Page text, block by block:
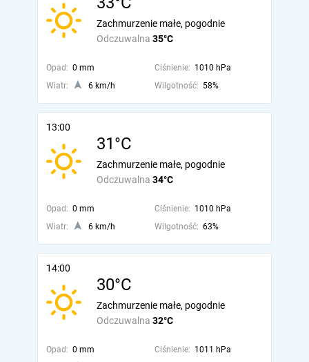
Odczuwalna 35°C
Zachmurzenie małe, pogodnie
Opad: 0 mm Ciśnienie: 1010 hPa
Wiatr:
6 km/h Wilgotność: 58%
13:00
31°C
Odczuwalna 34°C
Zachmurzenie małe, pogodnie
Opad: 0 mm Ciśnienie: 1010 hPa
Wiatr:
6 km/h Wilgotność: 63%
14:00
30°C
Odczuwalna 32°C
Zachmurzenie małe, pogodnie
Opad: 0 mm Ciśnienie: 1011 hPa